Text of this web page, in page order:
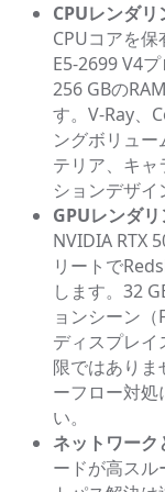
CPUレンダリ
CPUコアを
E5-2699 V4
256 GBの
す。V-Ray、
ングボリュ
テリア、キ
ションデザイ
GPUレンダリ
NVIDIA RTX
リートで
します。32
ョンシーン
ディスプレ
限ではあり
ーフロー対処
い。
ネットワーク
ードが高スル